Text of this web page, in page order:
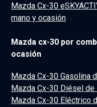
Mazda Cx-30
mano y ocasión
Mazda cx-30 por
ocasión
Mazda Cx-30 Gasolina
Mazda Cx-30 Diésel
Mazda Cx-30 Eléctrico